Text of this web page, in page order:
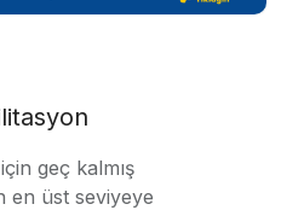
geç kalmış
en üst seviyeye